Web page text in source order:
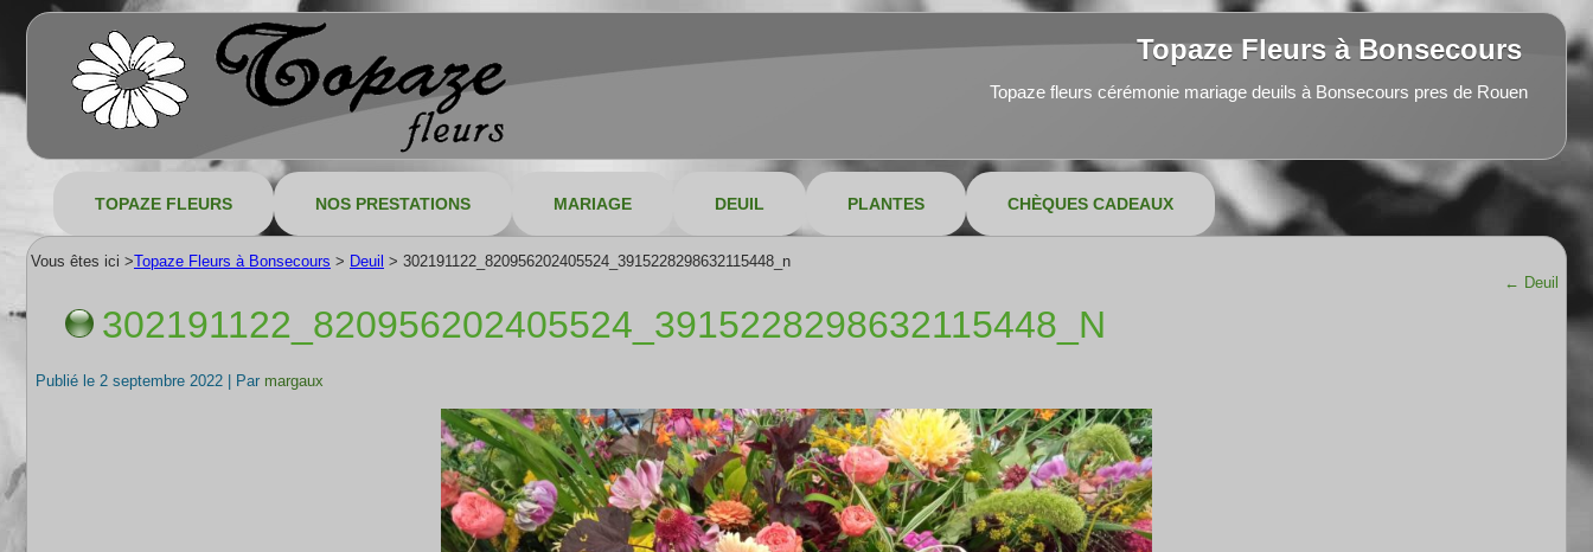
Topaze Fleurs à Bonsecours
Topaze fleurs cérémonie mariage deuils à Bonsecours pres de Rouen
TOPAZE FLEURS NOS PRESTATIONS MARIAGE DEUIL PLANTES CHÈQUES CADEAUX
Vous êtes ici >Topaze Fleurs à Bonsecours > Deuil > 302191122_820956202405524_3915228298632115448_n
← Deuil
302191122_820956202405524_3915228298632115448_N
Publié le 2 septembre 2022 Par margaux